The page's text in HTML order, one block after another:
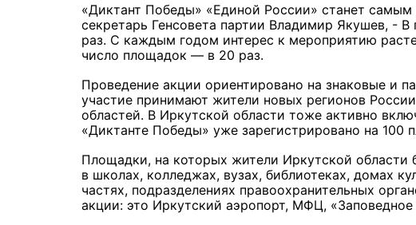
«Диктант Победы» «Единой России» станет
секретарь Генсовета партии Владимир Якушев, -
раз. С каждым годом интерес к мероприятию
число площадок — в 20 раз.
Проведение акции ориентировано на знаковые и
участие принимают жители новых регионов
областей. В Иркутской области тоже активно
«Диктанте Победы» уже зарегистрировано на 100
Площадки, на которых жители Иркутской области
в школах, колледжах, вузах, библиотеках, домах
частях, подразделениях правоохранительных
акции: это Иркутский аэропорт, МФЦ,